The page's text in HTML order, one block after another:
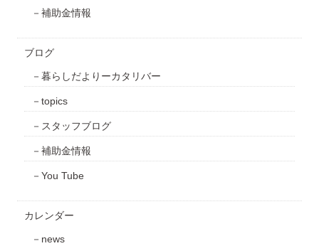
補助金情報
ブログ
暮らしだよりーカタリバー
topics
スタッフブログ
補助金情報
You Tube
カレンダー
news